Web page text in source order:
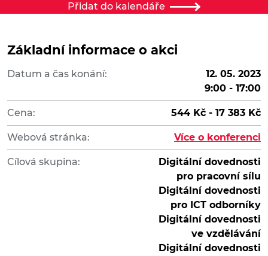
Přidat do kalendáře
Základní informace o akci
Datum a čas konání:
12. 05. 2023
9:00 - 17:00
Cena: 544 Kč - 17 383 Kč
Webová stránka: Více o konferenci
Cílová skupina:
Digitální dovednosti
pro pracovní sílu
Digitální dovednosti
pro ICT odborníky
Digitální dovednosti
ve vzdělávání
Digitální dovednosti